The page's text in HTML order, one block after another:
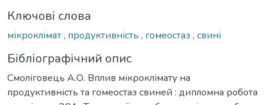
Ключові слова
мікроклімат, продуктивність , гомеостаз , свині
Бібліографічний опис
Смоліговець А.О. Вплив мікроклімату на
продуктивність та гомеостаз свиней : дипломна робота